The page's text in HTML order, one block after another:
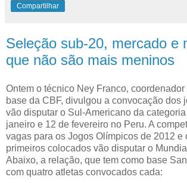
Compartilhar
Seleção sub-20, mercado e
que não são mais meninos
Ontem o técnico Ney Franco,
base da CBF, divulgou a convocação dos
vão disputar o Sul-Americano da
janeiro e 12 de fevereiro no Peru. A
vagas para os Jogos Olímpicos de 2012 e
primeiros colocados vão disputar o
Abaixo, a relação, que tem como base
com quatro atletas convocados cada: